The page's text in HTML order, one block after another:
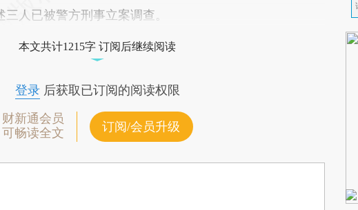
人已被警方刑事立案调查。
本文共计1215字 订阅后继续阅读
登录后获取已订阅的阅读权限
财新通会员
可畅读全文
订阅/会员升级